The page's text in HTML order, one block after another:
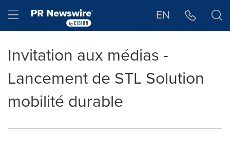
Hamburger menu EN
Invitation aux médias -
Lancement de STL Solution
mobilité durable